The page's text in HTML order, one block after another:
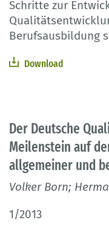
Schritte zur
Berufsausbildung
Download
Der Deutsche
Meilenstein auf
allgemeiner und
Volker Born;
1/2013